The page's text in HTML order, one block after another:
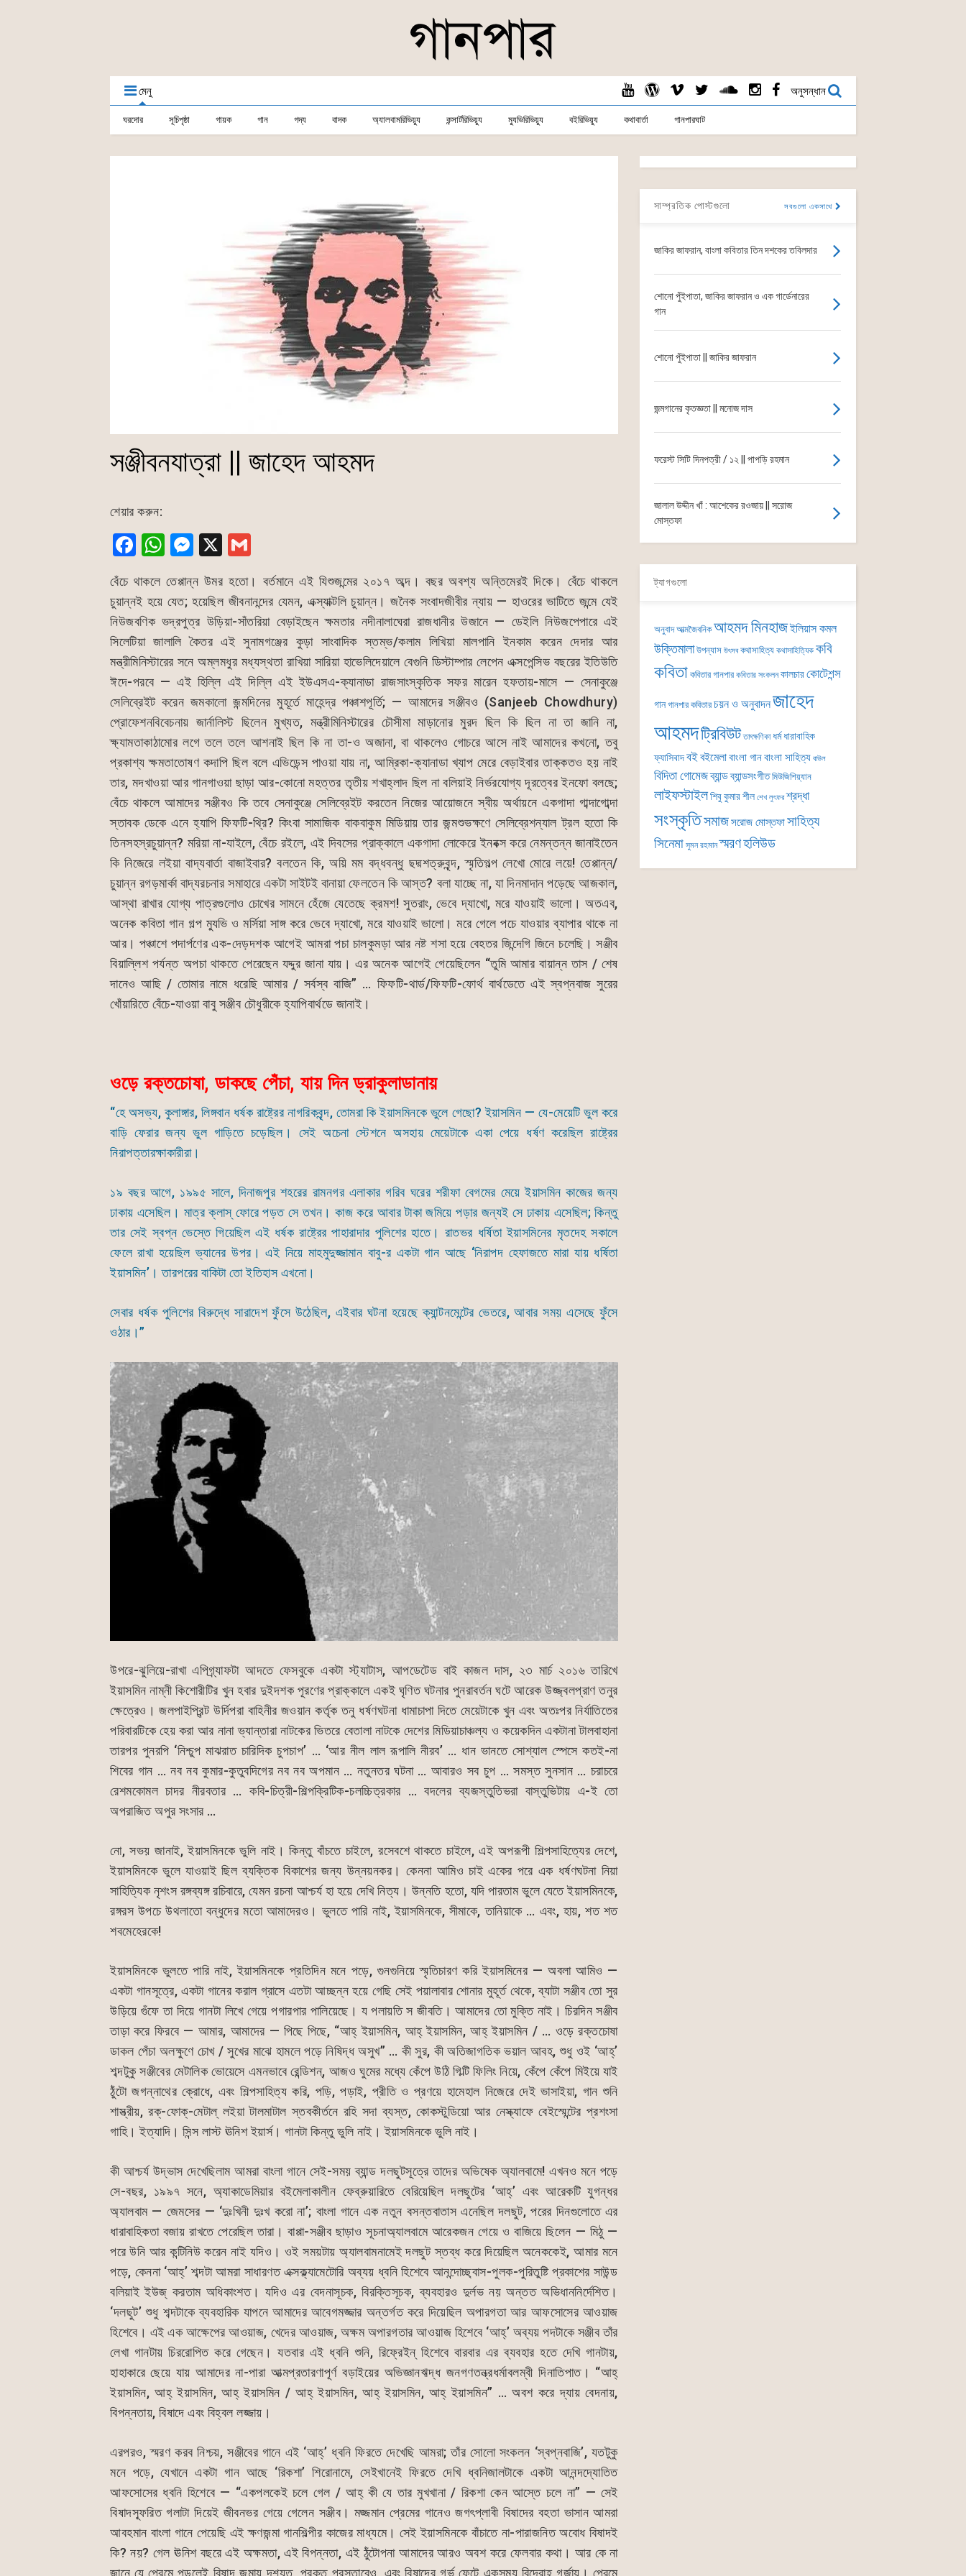
মেনু অনুসন্ধান
ঘরদোর সূচিপৃষ্ঠা গায়ক গান গদ্য বাদক অ্যালবামরিভিয়্যু কন্সার্টরিভিয়্যু ম্যুভিরিভিয়্যু বইরিভিয়্যু কথাবার্তা গানপারঘাট
সঞ্জীবনযাত্রা || জাহেদ আহমদ
শেয়ার করুন:
F
c
e
b
o
o
k
W
at
s
A
p
p
M
s
s
e
n
g
er
X
ai
l
বেঁচে থাকলে তেপ্পান্ন উমর হতো। বর্তমানে এই যিশুজন্মের ২০১৭ অব্দ। বছর অবশ্য অন্তিমেরই দিকে। বেঁচে থাকলে
চুয়ান্নই হয়ে যেত; হয়েছিল জীবনানন্দের যেমন, এক্স্যাক্টলি চুয়ান্ন। জনৈক সংবাদজীবীর ন্যায় — হাওরের ভাটিতে জন্মে যেই
নিউজবণিক ভদ্রপুত্র উড়িয়া-সাঁতরিয়া বেড়াইছেন ক্ষমতার নদীনালাঘেরা রাজধানীর উজানে — ডেইলি নিউজপেপারে এই
সিলেটিয়া জালালি কৈতর এই সুনামগঞ্জের কুড়া সাংবাদিক স্তম্ভ/কলাম লিখিয়া মালপানি ইনকাম করেন দেদার আর
মন্ত্রীমিনিস্টারের সনে অম্লমধুর মধ্যস্থতা রাখিয়া সারিয়া হাভেলিদেয়ালে বেগুনি ডিস্টাম্পার লেপেন এক্সপেন্সিভ বছরের ইতিউতি
ঈদে-পরবে — এই হিল্লি এই দিল্লি এই ইউএসএ-ক্যানাডা রাজসাংস্কৃতিক সফর মারেন হফতায়-মাসে — সেনাকুঞ্জে
সেলিব্রেইট করেন জমকালো জন্মদিনের মুহূর্তে মাহেন্দ্র পঞ্চাশপূর্তি; — আমাদের সঞ্জীবও (Sanjeeb Chowdhury)
প্রোফেশনবিবেচনায় জার্নালিস্ট ছিলেন মুখ্যত, মন্ত্রীমিনিস্টারের চৌসীমা মাড়ানোর মুরদ ছিল কি ছিল না তা জানি না,
ক্ষ্যামতাকাঠামোর লগে তলে তলে আশনাই ছিল কি না তা-ও অজানা, বা থাকলেও গোচরে আসে নাই আমাদের কখনো, তবু
প্রকাশ্য ক্ষমতাতোষণ কদাপি ছিল বলে এভিডেন্স পাওয়া যায় না, আম্রিকা-ক্যানাডা খ্যাপ মেরে বেড়াইবার তাক্কতও হয় নাই
তার, মদখাওয়া আর গানগাওয়া ছাড়া আর-কোনো মহত্তর তৃতীয় শখাহ্লাদ ছিল না বলিয়াই নির্ভরযোগ্য দূরত্বের ইনফো বলছে;
বেঁচে থাকলে আমাদের সঞ্জীবও কি তবে সেনাকুঞ্জে সেলিব্রেইট করতেন নিজের আয়োজনে স্বীয় অর্থায়নে একগাদা গাব্দাগোব্দা
স্তাবক ডেকে এনে হ্যাপি ফিফটি-থ্রি? কিংবা সামাজিক বাকবাকুম মিডিয়ায় তার জন্মশুভক্ষণে সেলিব্রেশন্যাল ট্রল হতো কি
তিনসহস্রচুয়ান্ন? মরিয়া না-যাইলে, বেঁচে রইলে, এই দিবসের প্রাক্কালে একগাদা লোকেরে ইনবক্স করে নেমন্তন্ন জানাইতেন
কি নিজেরে লইয়া বাদ্যবার্তা বাজাইবার? বলতেন কি, অয়ি মম বদ্ধবন্ধু ছদ্মশত্রুবৃন্দ, স্মৃতিগল্প লেখো মোরে লয়ে! তেপ্পান্ন/
চুয়ান্ন রগড়মার্কা বাদ্যরচনার সমাহারে একটা সাইটই বানায়া ফেলতেন কি আস্ত? বলা যাচ্ছে না, যা দিনমাদান পড়েছে আজকাল,
আস্থা রাখার যোগ্য পাত্রগুলোও চোখের সামনে হেঁজে যেতেছে ক্রমশ! সুতরাং, ভেবে দ্যাখো, মরে যাওয়াই ভালো। অতএব,
অনেক কবিতা গান গল্প ম্যুভি ও মর্সিয়া সাঙ্গ করে ভেবে দ্যাখো, মরে যাওয়াই ভালো। মরে গেলে পচে যাওয়ার ব্যাপার থাকে না
আর। পঞ্চাশে পদার্পণের এক-দেড়দশক আগেই আমরা পচা চালকুমড়া আর নষ্ট শসা হয়ে বেহতর জিন্দেগি জিনে চলেছি। সঞ্জীব
বিয়াল্লিশ পর্যন্ত অপচা থাকতে পেরেছেন যদ্দুর জানা যায়। এর অনেক আগেই গেয়েছিলেন “তুমি আমার বায়ান্ন তাস / শেষ
দানেও আছি / তোমার নামে ধরেছি আমার / সর্বস্ব বাজি” … ফিফটি-থার্ড/ফিফটি-ফোর্থ বার্থডেতে এই স্বপ্নবাজ সুরের
খোঁয়ারিতে বেঁচে-যাওয়া বাবু সঞ্জীব চৌধুরীকে হ্যাপিবার্থডে জানাই।
ওড়ে রক্তচোষা, ডাকছে পেঁচা, যায় দিন ড্রাকুলাডানায়
“হে অসভ্য, কুলাঙ্গার, লিঙ্গবান ধর্ষক রাষ্ট্রের নাগরিকবৃন্দ, তোমরা কি ইয়াসমিনকে ভুলে গেছো? ইয়াসমিন — যে-মেয়েটি ভুল করে
বাড়ি ফেরার জন্য ভুল গাড়িতে চড়েছিল। সেই অচেনা স্টেশনে অসহায় মেয়েটাকে একা পেয়ে ধর্ষণ করেছিল রাষ্ট্রের
নিরাপত্তারক্ষাকারীরা।
১৯ বছর আগে, ১৯৯৫ সালে, দিনাজপুর শহরের রামনগর এলাকার গরিব ঘরের শরীফা বেগমের মেয়ে ইয়াসমিন কাজের জন্য
ঢাকায় এসেছিল। মাত্র ক্লাস্ ফোরে পড়ত সে তখন। কাজ করে আবার টাকা জমিয়ে পড়ার জন্যই সে ঢাকায় এসেছিল; কিন্তু
তার সেই স্বপ্ন ভেস্তে গিয়েছিল এই ধর্ষক রাষ্ট্রের পাহারাদার পুলিশের হাতে। রাতভর ধর্ষিতা ইয়াসমিনের মৃতদেহ সকালে
ফেলে রাখা হয়েছিল ভ্যানের উপর। এই নিয়ে মাহমুদুজ্জামান বাবু-র একটা গান আছে ‘নিরাপদ হেফাজতে মারা যায় ধর্ষিতা
ইয়াসমিন’। তারপরের বাকিটা তো ইতিহাস এখনো।
সেবার ধর্ষক পুলিশের বিরুদ্ধে সারাদেশ ফুঁসে উঠেছিল, এইবার ঘটনা হয়েছে ক্যান্টনমেন্টের ভেতরে, আবার সময় এসেছে ফুঁসে
ওঠার।”
উপরে-ঝুলিয়ে-রাখা এপিগ্র্যাফটা আদতে ফেসবুকে একটা স্ট্যাটাস, আপডেটেড বাই কাজল দাস, ২৩ মার্চ ২০১৬ তারিখে
ইয়াসমিন নাম্নী কিশোরীটির খুন হবার দুইদশক পূরণের প্রাক্কালে একই ঘৃণিত ঘটনার পুনরাবর্তন ঘটে আরেক উজ্জ্বলপ্রাণ তনুর
ক্ষেত্রেও। জলপাইপ্রিন্ট উর্দিপরা বাহিনীর জওয়ান কর্তৃক তনু ধর্ষণঘটনা ধামাচাপা দিতে মেয়েটাকে খুন এবং অতঃপর নির্যাতিতের
পরিবারটিকে হেয় করা আর নানা ভ্যান্তারা নাটকের ভিতরে বেতালা নাটকে দেশের মিডিয়াচাঞ্চল্য ও কয়েকদিন একটানা টালবাহানা
তারপর পুনরপি ‘নিশ্চুপ মাঝরাত চারিদিক চুপচাপ’ … ‘আর নীল লাল রূপালি নীরব’ … ধান ভানতে সোশ্যাল স্পেসে কতই-না
শিবের গান … নব নব কুমার-কুতুবদিগের নব নব অপমান … নতুনতর ঘটনা … আবারও সব চুপ … সমস্ত সুনসান … চরাচরে
রেশমকোমল চাদর নীরবতার … কবি-চিত্রী-শিল্পক্রিটিক-চলচ্চিত্রকার … বদলের ব্যজস্তুতিভরা বাস্তুভিটায় এ-ই তো
অপরাজিত অপুর সংসার …
নো, সভয় জানাই, ইয়াসমিনকে ভুলি নাই। কিন্তু বাঁচতে চাইলে, রসেবশে থাকতে চাইলে, এই অপরূপী শিল্পসাহিত্যের দেশে,
ইয়াসমিনকে ভুলে যাওয়াই ছিল ব্যক্তিক বিকাশের জন্য উন্নয়নকর। কেননা আমিও চাই একের পরে এক ধর্ষণঘটনা নিয়া
সাহিত্যিক নৃশংস রঙ্গব্যঙ্গ রচিবারে, যেমন রচনা আশ্চর্য হা হয়ে দেখি নিত্য। উন্নতি হতো, যদি পারতাম ভুলে যেতে ইয়াসমিনকে,
রঙ্গরস উপচে উথলাতো বন্ধুদের মতো আমাদেরও। ভুলতে পারি নাই, ইয়াসমিনকে, সীমাকে, তানিয়াকে … এবং, হায়, শত শত
শবমেহেরকে!
ইয়াসমিনকে ভুলতে পারি নাই, ইয়াসমিনকে প্রতিদিন মনে পড়ে, গুনগুনিয়ে স্মৃতিচারণ করি ইয়াসমিনের — অবলা আমিও —
একটা গানসূত্রে, একটা গানের করাল গ্রাসে এতটা আচ্ছন্ন হয়ে গেছি সেই পয়ালাবার শোনার মুহূর্ত থেকে, ব্যাটা সঞ্জীব তো সুর
উড়িয়ে গুঁফে তা দিয়ে গানটা লিখে গেয়ে পগারপার পালিয়েছে। য পলায়তি স জীবতি। আমাদের তো মুক্তি নাই। চিরদিন সঞ্জীব
তাড়া করে ফিরবে — আমার, আমাদের — পিছে পিছে, “আহ্ ইয়াসমিন, আহ্ ইয়াসমিন, আহ্ ইয়াসমিন / … ওড়ে রক্তচোষা
ডাকল পেঁচা অলক্ষুণে চোখ / সুখের মাঝে হামলে পড়ে নিষিদ্ধ অসুখ” … কী সুর, কী অতিজাগতিক ভয়াল আবহ, শুধু ওই ‘আহ্’
শব্দটুকু সঞ্জীবের মেটালিক ভোয়েসে এমনভাবে রেন্ডিশন্, আজও ঘুমের মধ্যে কেঁপে উঠি গিল্টি ফিলিং নিয়ে, কেঁপে কেঁপে মিইয়ে যাই
ঠুঁটো জগন্নাথের ক্রোধে, এবং শিল্পসাহিত্য করি, পড়ি, পড়াই, প্রীতি ও প্রণয়ে হামেহাল নিজেরে দেই ভাসাইয়া, গান শুনি
শাস্ত্রীয়, রক্-ফোক্-মেটাল্ লইয়া টালমাটাল স্তবকীর্তনে রহি সদা ব্যস্ত, কোকস্টুডিয়ো আর নেস্ক্যাফে বেইস্মেন্টের প্রশংসা
গাহি। ইত্যাদি। সিন্স লাস্ট ঊনিশ ইয়ার্স। গানটা কিন্তু ভুলি নাই। ইয়াসমিনকে ভুলি নাই।
কী আশ্চর্য উদ্ভাস দেখেছিলাম আমরা বাংলা গানে সেই-সময় ব্যান্ড দলছুটসূত্রে তাদের অভিষেক অ্যালবামে! এখনও মনে পড়ে
সে-বছর, ১৯৯৭ সনে, অ্যাকাডেমিয়ার বইমেলাকালীন ফেব্রুয়ারিতে বেরিয়েছিল দলছুটের ‘আহ্’ এবং আরেকটি যুগন্ধর
অ্যালবাম — জেমসের — ‘দুঃখিনী দুঃখ করো না’; বাংলা গানে এক নতুন বসন্তবাতাস এনেছিল দলছুট, পরের দিনগুলোতে এর
ধারাবাহিকতা বজায় রাখতে পেরেছিল তারা। বাপ্পা-সঞ্জীব ছাড়াও সূচনাঅ্যালবামে আরেকজন গেয়ে ও বাজিয়ে ছিলেন — মিঠু —
পরে উনি আর কন্টিনিউ করেন নাই যদিও। ওই সময়টায় অ্যালবামনামেই দলছুট স্তব্ধ করে দিয়েছিল অনেককেই, আমার মনে
পড়ে, কেননা ‘আহ্’ শব্দটা আমরা সাধারণত এক্সক্ল্যামেটোরি অব্যয় ধ্বনি হিশেবে আনন্দোচ্ছ্বাস-পুলক-পুরিতুষ্টি প্রকাশের সাউন্ড
বলিয়াই ইউজ্ করতাম অধিকাংশত। যদিও এর বেদনাসূচক, বিরক্তিসূচক, ব্যবহারও দুর্লভ নয় অন্তত অভিধাননির্দেশিত।
‘দলছুট’ শুধু শব্দটাকে ব্যবহারিক যাপনে আমাদের আবেগমজ্জার অন্তর্গত করে দিয়েছিল অপারগতা আর আফসোসের আওয়াজ
হিশেবে। এই এক আক্ষেপের আওয়াজ, খেদের আওয়াজ, অক্ষম অপারগতার আওয়াজ হিশেবে ‘আহ্’ অব্যয় পদটাকে সঞ্জীব তাঁর
লেখা গানটায় চিররোপিত করে গেছেন। যতবার এই ধ্বনি শুনি, রিফ্রেইন্ হিশেবে বারবার এর ব্যবহার হতে দেখি গানটায়,
হাহাকারে ছেয়ে যায় আমাদের না-পারা আত্মপ্রতারণাপূর্ণ বড়াইয়ের অভিজ্ঞানঋদ্ধ জনগণতন্ত্রধর্মাবলম্বী দিনাতিপাত। “আহ্
ইয়াসমিন, আহ্ ইয়াসমিন, আহ্ ইয়াসমিন / আহ্ ইয়াসমিন, আহ্ ইয়াসমিন, আহ্ ইয়াসমিন” … অবশ করে দ্যায় বেদনায়,
বিপন্নতায়, বিষাদে এবং বিহ্বল লজ্জায়।
এরপরও, স্মরণ করব নিশ্চয়, সঞ্জীবের গানে এই ‘আহ্’ ধ্বনি ফিরতে দেখেছি আমরা; তাঁর সোলো সংকলন ‘স্বপ্নবাজি’, যতটুকু
মনে পড়ে, যেখানে একটা গান আছে ‘রিকশা’ শিরোনামে, সেইখানেই ফিরতে দেখি ধ্বনিজালটাকে একটা আনন্দদ্যোতিত
আফসোসের ধ্বনি হিশেবে — “একপলকেই চলে গেল / আহ্ কী যে তার মুখখানা / রিকশা কেন আস্তে চলে না” — সেই
বিষাদস্ফূরিত গলাটা দিয়েই জীবনভর গেয়ে গেলেন সঞ্জীব। মজ্জমান প্রেমের গানেও জগৎপ্লাবী বিষাদের বহতা ভাসান আমরা
আবহমান বাংলা গানে পেয়েছি এই ক্ষণজন্মা গানশিল্পীর কাজের মাধ্যমে। সেই ইয়াসমিনকে বাঁচাতে না-পারাজনিত অবোধ বিষাদই
কি? নয়? গেল ঊনিশ বছরে এই অক্ষমতা, এই বিপন্নতা, এই ঠুঁটোপনা আমাদের আরও অবশ করে ফেলবার কথা। আর কে না
জানে যে প্রেমে পড়লেই বিষাদ জন্মায় দৃশ্যত, প্রকৃত প্রস্তাবেও, এবং বিষাদের গর্ভ ফেটে একসময় বিদ্রোহ গর্জায়। প্রেমে
সাম্প্রতিক পোস্টগুলো সবগুলো একসাথে
জাকির জাফরান, বাংলা কবিতার তিন দশকের তবিলদার
শোনো পুঁইপাতা, জাকির জাফরান ও এক গার্ডেনারের
গান
শোনো পুঁইপাতা || জাকির জাফরান
জন্মগানের কৃতজ্ঞতা || মনোজ দাস
ফরেস্ট সিটি দিনপত্রী / ১২ || পাপড়ি রহমান
জালাল উদ্দীন খাঁ : আশেকের রওজায় || সরোজ
মোস্তফা
ট্যাগগুলো
অনুবাদ আত্মজৈবনিক আহমদ মিনহাজইলিয়াস কমল
উক্তিমালা উপন্যাস উৎসব কথাসাহিত্য কথাসাহিত্যিক কবি
কবিতা কবিতার গানপার কবিতার সংকলন কালচারকোটেশন্স
গান গানপার কবিতার চয়ন ও অনুবাদনজাহেদ
আহমদট্রিবিউট তাৎক্ষণিকা ধর্ম ধারাবাহিক
ফ্যাসিবাদবইবইমেলাবাংলা গানবাংলা সাহিত্য বাউল
বিদিতা গোমেজব্যান্ডব্যান্ডসংগীত মিউজিশিয়্যান
লাইফস্টাইলশিবু কুমার শীল শেখ লুৎফর শ্রদ্ধা
সংস্কৃতিসমাজসরোজ মোস্তফাসাহিত্য
সিনেমা সুমন রহমান স্মরণহলিউড